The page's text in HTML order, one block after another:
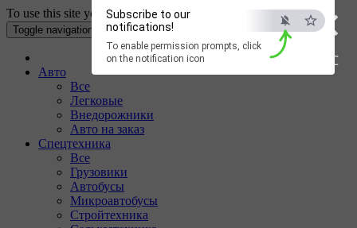
×
ESC
Subscribe to our
notifications!
To enable permission prompts, click
on the notification icon
To use this site your Internet browser must have Cookies enabled.
Toggle navigation
Авто
Все
Легковые
Внедорожники
Авто на заказ
Спецтехника
Все
Грузовики
Автобусы
Микроавтобусы
Стройтехника